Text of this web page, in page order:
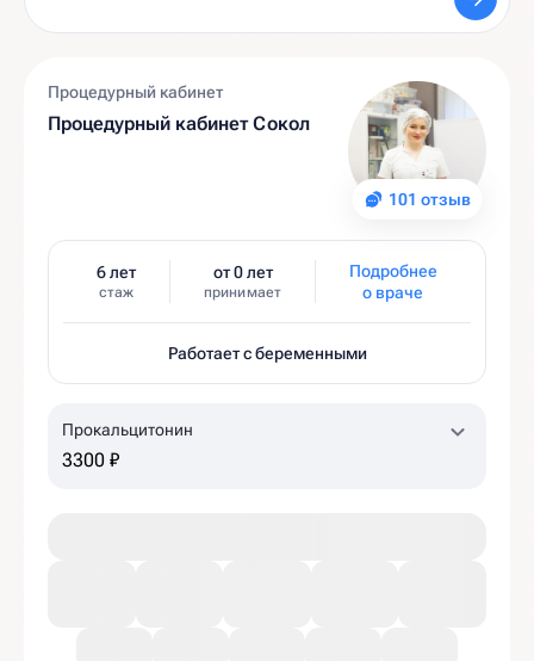
101 отзыв
Процедурный кабинет
Процедурный кабинет Сокол
6 лет
стаж
от 0 лет
принимает
Подробнее
о враче
Работает с беременными
Прокальцитонин
3300 ₽